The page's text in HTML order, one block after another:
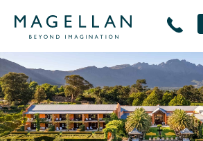
EXPERIENCE
非日常をたのしむ